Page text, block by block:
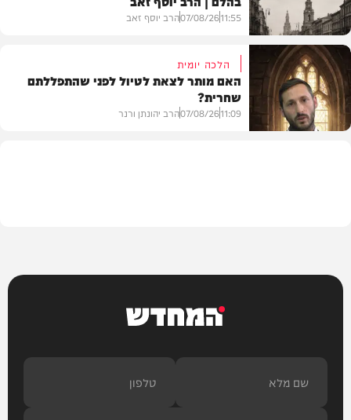
בית המדרש
11:55
07/08/26הרב יוסף זאב
הלכה יומית
האם מותר לצאת לטיול לפני שהתפללתם
שחרית?
11:09
07/08/26הרב יהונתן ורנר
המחדש